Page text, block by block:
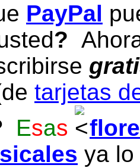
PayPal
?
tarjetas
Esas
ya